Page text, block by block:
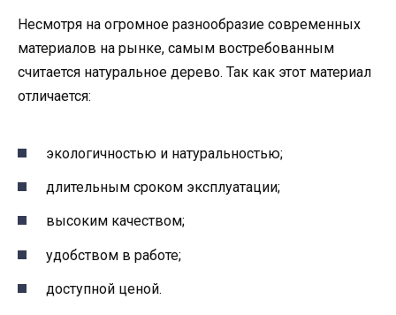
Несмотря на огромное разнообразие современных
материалов на рынке, самым востребованным
считается натуральное дерево. Так как этот материал
отличается:
экологичностью и натуральностью;
длительным сроком эксплуатации;
высоким качеством;
удобством в работе;
доступной ценой.